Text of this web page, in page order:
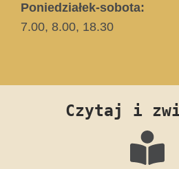
Poniedziałek-sobota:
7.00, 8.00, 18.30
Czytaj i